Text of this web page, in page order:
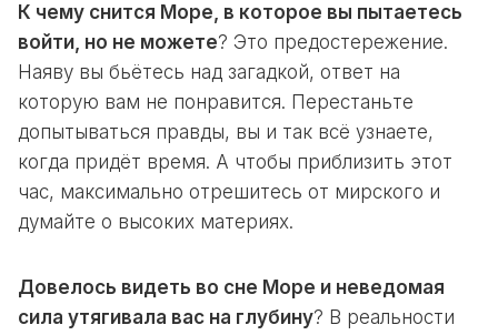
К чему снится Море, в которое вы пытаетесь
войти, но не можете? Это предостережение.
Наяву вы бьётесь над загадкой, ответ на
которую вам не понравится. Перестаньте
допытываться правды, вы и так всё узнаете,
когда придёт время. А чтобы приблизить этот
час, максимально отрешитесь от мирского и
думайте о высоких материях.
Довелось видеть во сне Море и неведомая
сила утягивала вас на глубину? В реальности